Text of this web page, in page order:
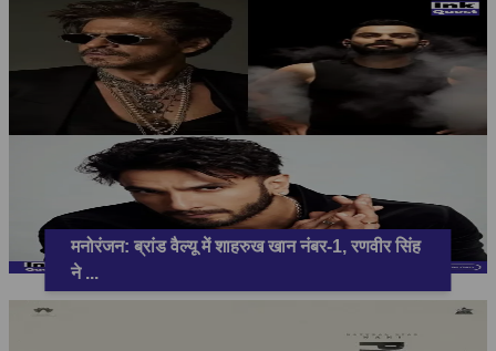
मनोरंजन: ब्रांड वैल्यू में शाहरुख खान नंबर-1, रणवीर सिंह
ने ...